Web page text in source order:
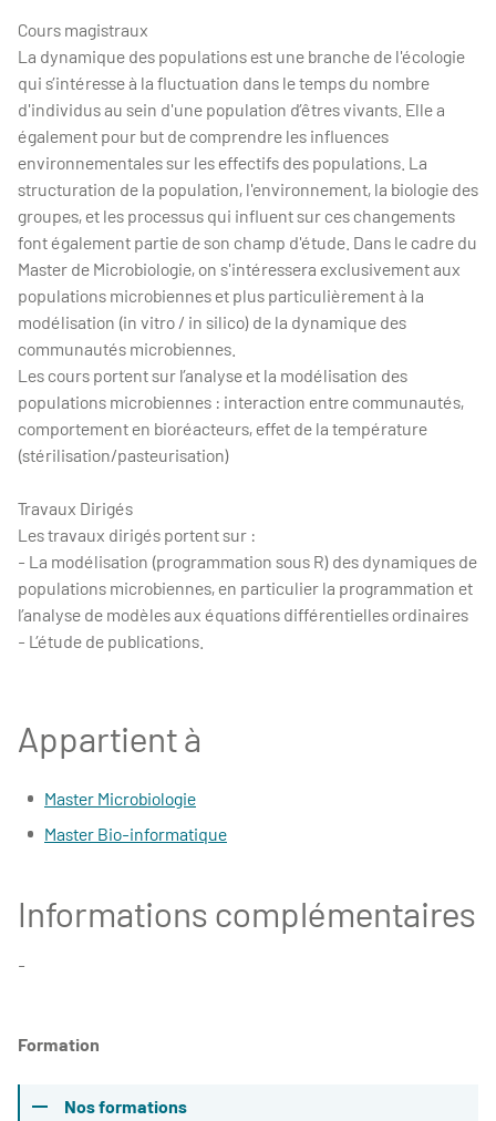
Cours magistraux
La dynamique des populations est une branche de l'écologie
qui s’intéresse à la fluctuation dans le temps du nombre
d'individus au sein d'une population d’êtres vivants. Elle a
également pour but de comprendre les influences
environnementales sur les effectifs des populations. La
structuration de la population, l'environnement, la biologie des
groupes, et les processus qui influent sur ces changements
font également partie de son champ d'étude. Dans le cadre du
Master de Microbiologie, on s'intéressera exclusivement aux
populations microbiennes et plus particulièrement à la
modélisation (in vitro / in silico) de la dynamique des
communautés microbiennes.
Les cours portent sur l’analyse et la modélisation des
populations microbiennes : interaction entre communautés,
comportement en bioréacteurs, effet de la température
(stérilisation/pasteurisation)
Travaux Dirigés
Les travaux dirigés portent sur :
- La modélisation (programmation sous R) des dynamiques de
populations microbiennes, en particulier la programmation et
l’analyse de modèles aux équations différentielles ordinaires
- L’étude de publications.
Appartient à
Master Microbiologie
Master Bio-informatique
Informations complémentaires
-
Formation
Nos formations